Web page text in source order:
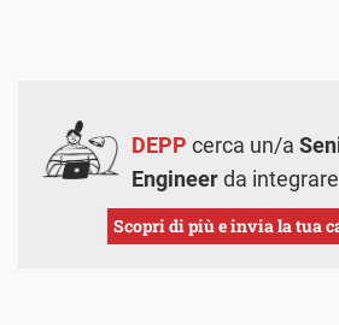
DEPP cerca un/a
Engineerda
Scopri di più e invia la tua